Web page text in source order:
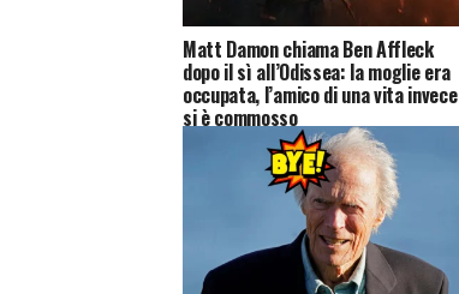
Matt Damon chiama Ben Affleck
dopo il sì all’Odissea: la moglie era
occupata, l’amico di una vita invece
si è commosso